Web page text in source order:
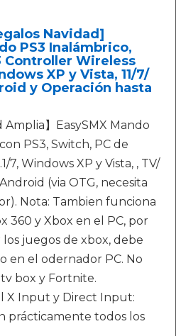
Navidad]
PS3 Inalámbrico,
Controller Wireless
XP y Vista, 11/7/
y Operación hasta
】EasySMX Mando
PS3, Switch, PC de
7, Windows XP y Vista, , TV/
(via OTG, necesita
Nota: Tambien funciona
360 y Xbox en el PC, por
juegos de xbox, debe
en el odernador PC. No
box y Fortnite.
X Input y Direct Input:
prácticamente todos los